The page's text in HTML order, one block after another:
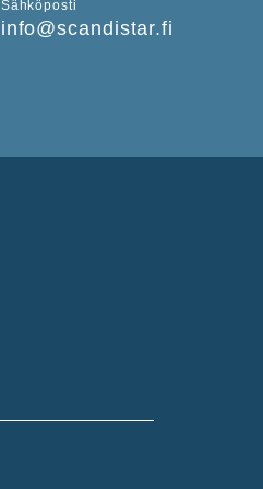
Sähköposti
info@scandistar.fi